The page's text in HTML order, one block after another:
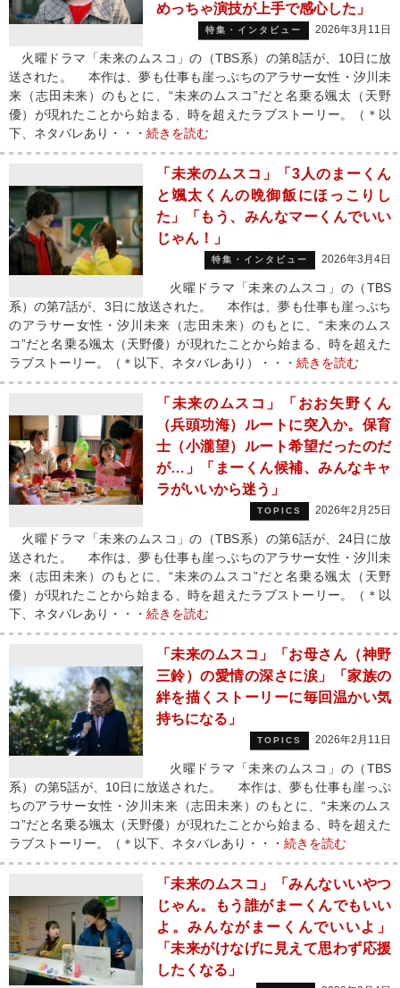
めっちゃ演技が上手で感心した」
特集・インタビュー 2026年3月11日
火曜ドラマ「未来のムスコ」の（TBS系）の第8話が、10日に放
送された。 本作は、夢も仕事も崖っぷちのアラサー女性・汐川未
来（志田未来）のもとに、“未来のムスコ”だと名乗る颯太（天野
優）が現れたことから始まる、時を超えたラブストーリー。（＊以
下、ネタバレあり・・・ 続きを読む
「未来のムスコ」「3人のまーくん
と颯太くんの晩御飯にほっこりし
た」「もう、みんなマーくんでいい
じゃん！」
特集・インタビュー 2026年3月4日
火曜ドラマ「未来のムスコ」の（TBS
系）の第7話が、3日に放送された。 本作は、夢も仕事も崖っぷち
のアラサー女性・汐川未来（志田未来）のもとに、“未来のムス
コ”だと名乗る颯太（天野優）が現れたことから始まる、時を超えた
ラブストーリー。（＊以下、ネタバレあり）・・・ 続きを読む
「未来のムスコ」「おお矢野くん
（兵頭功海）ルートに突入か。保育
士（小瀧望）ルート希望だったのだ
が…」「まーくん候補、みんなキャ
ラがいいから迷う」
TOPICS 2026年2月25日
火曜ドラマ「未来のムスコ」の（TBS系）の第6話が、24日に放
送された。 本作は、夢も仕事も崖っぷちのアラサー女性・汐川未
来（志田未来）のもとに、“未来のムスコ”だと名乗る颯太（天野
優）が現れたことから始まる、時を超えたラブストーリー。（＊以
下、ネタバレあり・・・ 続きを読む
「未来のムスコ」「お母さん（神野
三鈴）の愛情の深さに涙」「家族の
絆を描くストーリーに毎回温かい気
持ちになる」
TOPICS 2026年2月11日
火曜ドラマ「未来のムスコ」の（TBS
系）の第5話が、10日に放送された。 本作は、夢も仕事も崖っぷ
ちのアラサー女性・汐川未来（志田未来）のもとに、“未来のムス
コ”だと名乗る颯太（天野優）が現れたことから始まる、時を超えた
ラブストーリー。（＊以下、ネタバレあり・・・ 続きを読む
「未来のムスコ」「みんないいやつ
じゃん。もう誰がまーくんでもいい
よ。みんながまーくんでいいよ」
「未来がけなげに見えて思わず応援
したくなる」